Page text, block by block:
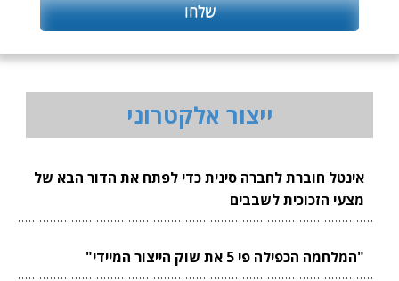
ייצור אלקטרוני
אינטל חוברת לחברה סינית כדי לפתח את הדור הבא של
מצעי הזכוכית לשבבים
"המלחמה הכפילה פי 5 את שוק הייצור המיידי"